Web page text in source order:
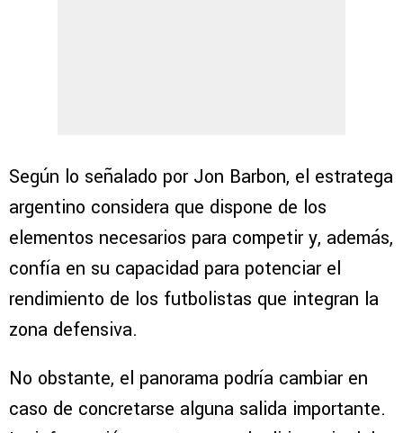
Según lo señalado por Jon Barbon, el estratega
argentino considera que dispone de los
elementos necesarios para competir y, además,
confía en su capacidad para potenciar el
rendimiento de los futbolistas que integran la
zona defensiva.
No obstante, el panorama podría cambiar en
caso de concretarse alguna salida importante.